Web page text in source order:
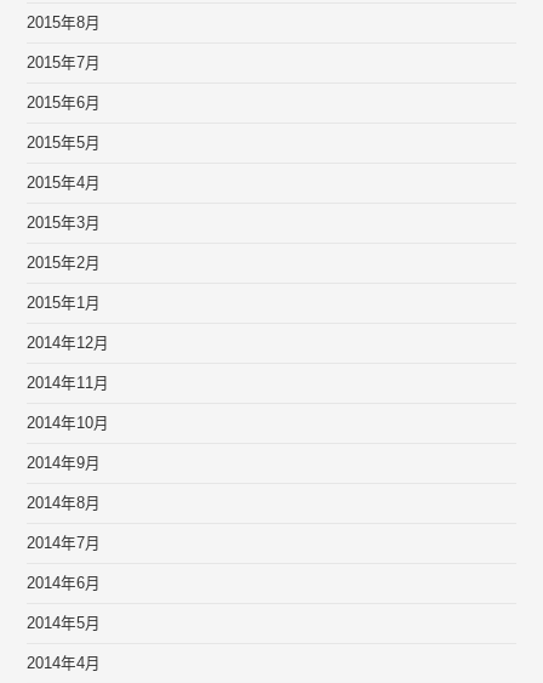
2015年8月
2015年7月
2015年6月
2015年5月
2015年4月
2015年3月
2015年2月
2015年1月
2014年12月
2014年11月
2014年10月
2014年9月
2014年8月
2014年7月
2014年6月
2014年5月
2014年4月